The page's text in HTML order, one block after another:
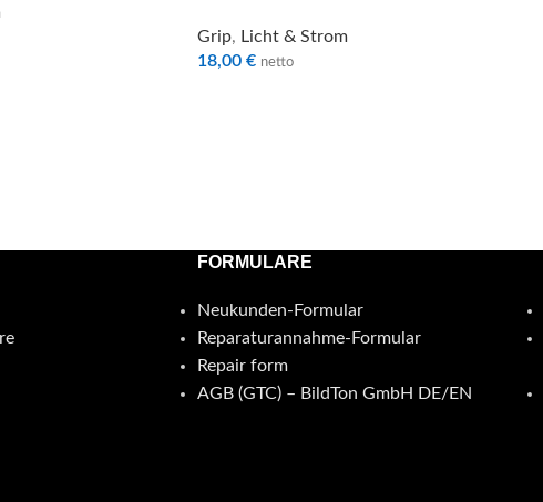
Grip, Licht & Strom
18,00 € netto
FORMULARE
Neukunden-Formular
Reparaturannahme-Formular
Repair form
AGB (GTC) – BildTon GmbH DE/EN